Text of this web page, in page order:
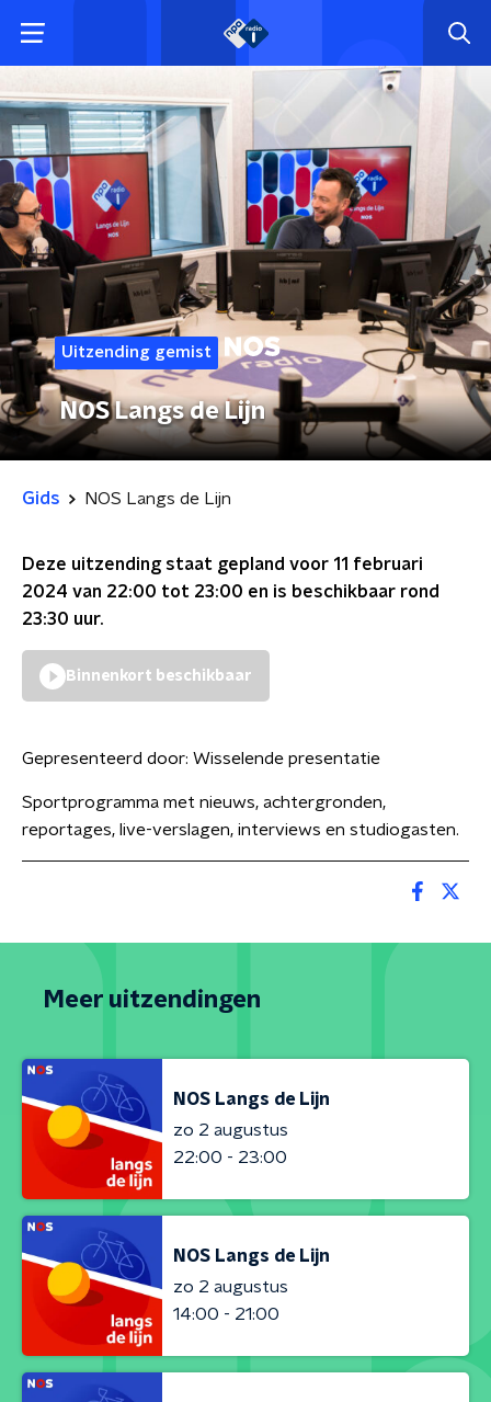
Uitzending gemist
NOS Langs de Lijn
Gids NOS Langs de Lijn
Deze uitzending staat gepland voor 11 februari
2024 van 22:00 tot 23:00 en is beschikbaar rond
23:30 uur.
Binnenkort beschikbaar
Gepresenteerd door: Wisselende presentatie
Sportprogramma met nieuws, achtergronden,
reportages, live-verslagen, interviews en studiogasten.
Meer uitzendingen
NOS Langs de Lijn
zo 2 augustus
22:00 - 23:00
NOS Langs de Lijn
zo 2 augustus
14:00 - 21:00